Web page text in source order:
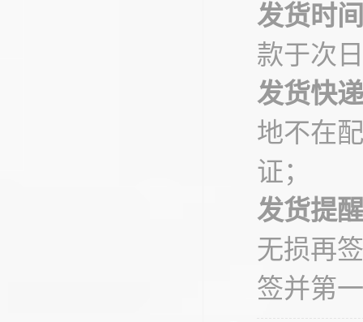
发货时间
款于次
发货快递
地不在
证；
发货提醒
无损再
签并第